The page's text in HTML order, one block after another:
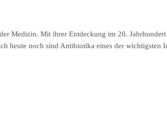
Medizin. Mit ihrer Entdeckung im 20.
heute noch sind Antibiotika eines der wichtigsten